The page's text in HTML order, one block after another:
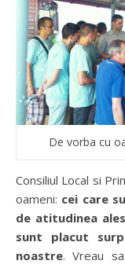
De vorba cu
Consiliul Local si
oameni: cei care
de atitudinea
sunt placut
noastre. Vreau